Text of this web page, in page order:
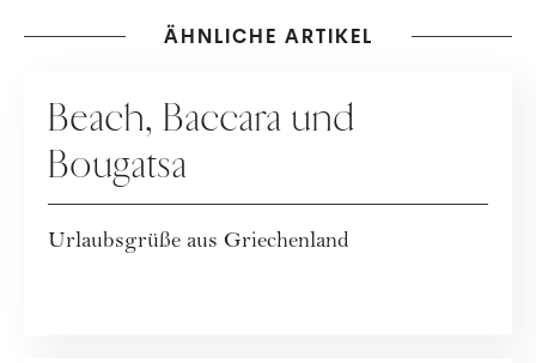
ÄHNLICHE ARTIKEL
Beach, Baccara und
Bougatsa
Urlaubsgrüße aus Griechenland